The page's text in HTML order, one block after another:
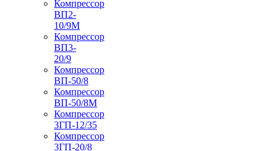
Компрессор
ВП2-
10/9М
Компрессор
ВП3-
20/9
Компрессор
ВП-50/8
Компрессор
ВП-50/8М
Компрессор
3ГП-12/35
Компрессор
3ГП-20/8